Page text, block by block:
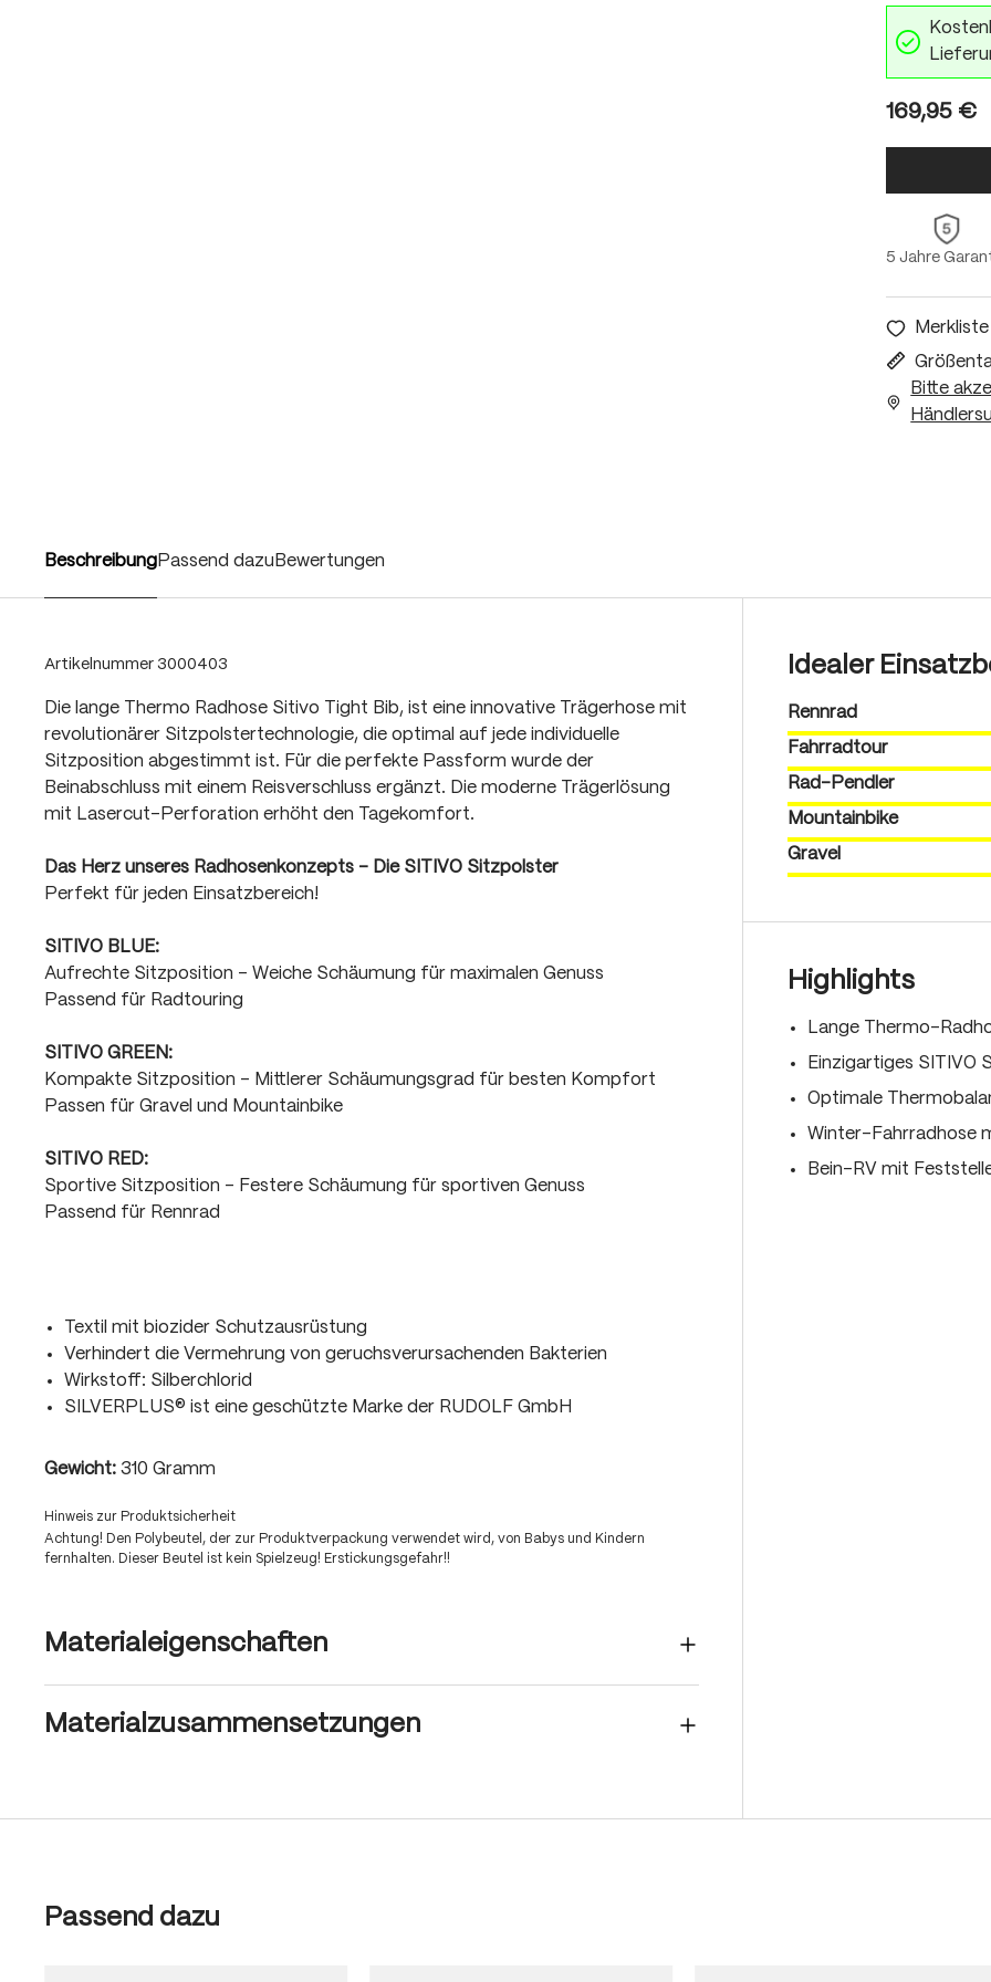
169,95 €
5 Jahre
Merkliste
Bitte
Beschreibung Passend dazu Bewertungen
Artikelnummer 3000403
Die lange Thermo Radhose Sitivo Tight Bib, ist eine innovative Trägerhose mit
revolutionärer Sitzpolstertechnologie, die optimal auf jede individuelle
Sitzposition abgestimmt ist. Für die perfekte Passform wurde der
Beinabschluss mit einem Reisverschluss ergänzt. Die moderne Trägerlösung
mit Lasercut-Perforation erhöht den Tagekomfort.
Das Herz unseres Radhosenkonzepts - Die SITIVO Sitzpolster
Perfekt für jeden Einsatzbereich!
SITIVO BLUE:
Aufrechte Sitzposition - Weiche Schäumung für maximalen Genuss
Passend für Radtouring
SITIVO GREEN:
Kompakte Sitzposition - Mittlerer Schäumungsgrad für besten Kompfort
Passen für Gravel und Mountainbike
SITIVO RED:
Sportive Sitzposition - Festere Schäumung für sportiven Genuss
Passend für Rennrad
Textil mit biozider Schutzausrüstung
Verhindert die Vermehrung von geruchsverursachenden Bakterien
Wirkstoff: Silberchlorid
SILVERPLUS® ist eine geschützte Marke der RUDOLF GmbH
Gewicht: 310 Gramm
Hinweis zur Produktsicherheit
Achtung! Den Polybeutel, der zur Produktverpackung verwendet wird, von Babys und Kindern
fernhalten. Dieser Beutel ist kein Spielzeug! Erstickungsgefahr!!
Materialeigenschaften
Materialzusammensetzungen
Idealer
Rennrad
Fahrradtour
Rad-Pendler
Mountainbike
Gravel
Highlights
Lange Thermo-
Einzigartiges
Optimale
Winter-Fahrradhose
Bein-RV mit
Produktgalerie überspringen
Passend dazu